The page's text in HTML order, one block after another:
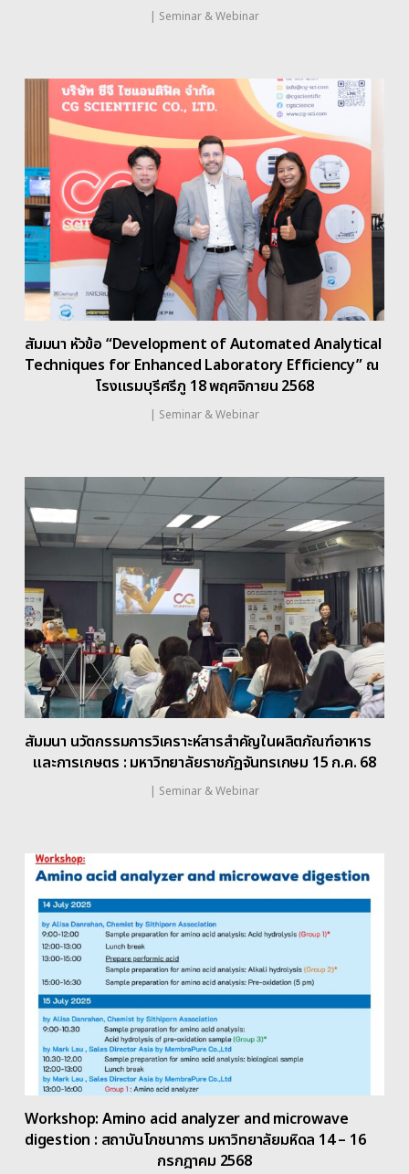
| Seminar & Webinar
สัมมนา หัวข้อ “Development of Automated Analytical
Techniques for Enhanced Laboratory Efficiency” ณ
โรงแรมบุรีศรีภู 18 พฤศจิกายน 2568
| Seminar & Webinar
สัมมนา นวัตกรรมการวิเคราะห์สารสำคัญในผลิตภัณฑ์อาหาร
และการเกษตร : มหาวิทยาลัยราชภัฏจันทรเกษม 15 ก.ค. 68
| Seminar & Webinar
Workshop: Amino acid analyzer and microwave
digestion : สถาบันโภชนาการ มหาวิทยาลัยมหิดล 14 – 16
กรกฎาคม 2568